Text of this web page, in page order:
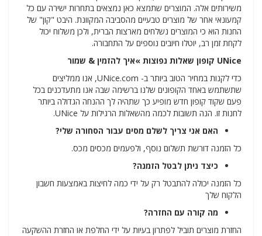
משירותים אלה. המוצרים שתמצא כאן נמצאים בתחרות ישירה עם כל
קמעונאי אחר של מוצרים טבעיים מהסביבה המקוונת. היבט "קון" של
החנות הוא כי המוצרים נשלחים מארצות הברית, ולכן משלוח יכול
לקחת זמן רב, יוטלו חיובים נוספים על התחבורה.
UNice קופון שאלות נפוצות »איך להזמין & שמור
כדי לקנות במחיר הטוב ביותר ב- UNice.com, אנו ממליצים
שתשתמש באחד הקופונים שלנו ברשימה שבה אנו מתעדכנים בכל
פעם שקוד קופון חדש מופיע כך שתהיה לך ההנחה הגדולה ביותר
לחנות זו. הנה תשובות לכמה מהשאלות הרגילות על UNice.
האם אני צריך לשלם מסים עבור הסחורה שלי?
כל הזמנה דורשת תשלום נוסף, ולפעמים מכסים מכס.
כיצד ניתן לבטל הזמנה?
כל הזמנה יכולה להתבטל רק על ידי כמה לחיצות באמצעות חשבון
הלקוח שלך
מה קורה עם החזרה?
החזרת מוצרים תוביל לפתרון בעיות על ידי החלפת או החזרת ההשקעה